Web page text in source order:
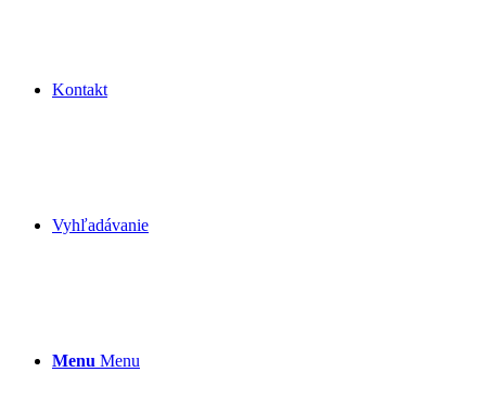
Kontakt
Vyhľadávanie
Menu Menu